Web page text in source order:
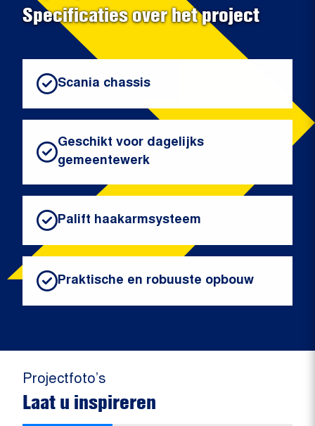
Specificaties over het project
Scania chassis
Geschikt voor dagelijks
gemeentewerk
Palift haakarmsysteem
Praktische en robuuste opbouw
Projectfoto’s
Laat u inspireren